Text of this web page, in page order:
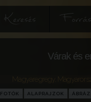
Keresés
Várak és
Magyaregregy
FOTÓK ALAPRAJZOK